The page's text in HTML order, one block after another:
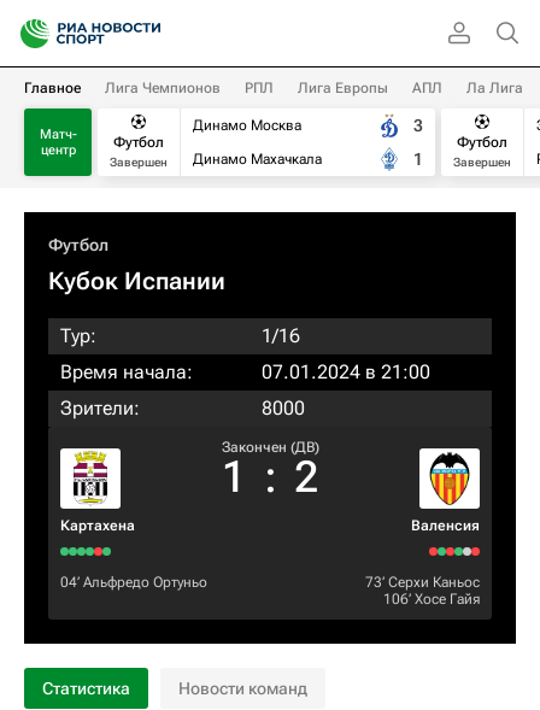
Главное Лига Чемпионов РПЛ Лига Европы АПЛ Ла Лига
Матч-
центр
Футбол
Завершен
Динамо Москва
Динамо Махачкала
3
1
Футбол
Завершен
Футбол
Кубок Испании
Тур:
1/16
Время начала:
07.01.2024 в 21:00
Зрители:
8000
Картахена
Закончен (ДВ)
1 : 2
Валенсия
04‎’‎ Альфредо Ортуньо 73‎’‎ Серхи Каньос
106‎’‎ Хосе Гайя
Статистика Новости команд